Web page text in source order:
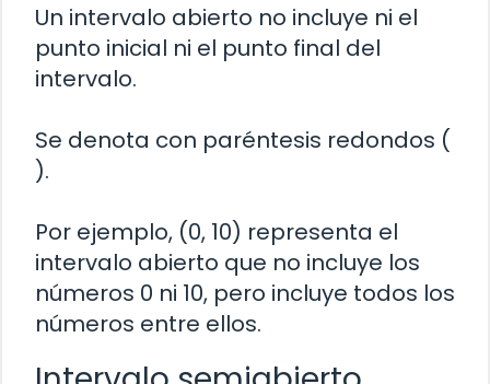
Un intervalo abierto no incluye ni el
punto inicial ni el punto final del
intervalo.
Se denota con paréntesis redondos (
).
Por ejemplo, (0, 10) representa el
intervalo abierto que no incluye los
números 0 ni 10, pero incluye todos los
números entre ellos.